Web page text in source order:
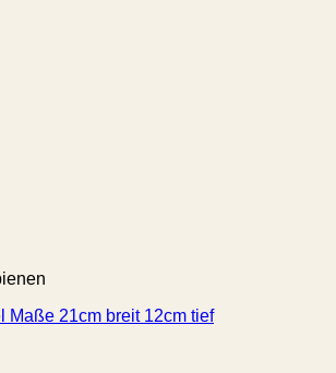
Maße 21cm breit 12cm tief